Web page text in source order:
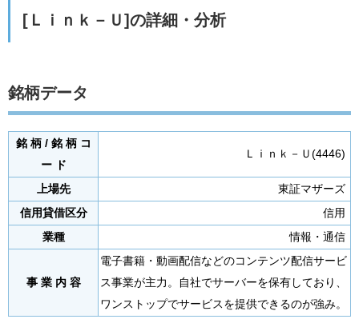
[Ｌｉｎｋ－Ｕ]の詳細・分析
銘柄データ
銘 柄 / 銘 柄 コ
ー ド
Ｌｉｎｋ－Ｕ(4446)
上場先
東証マザーズ
信用貸借区分
信用
業種
情報・通信
事 業 内 容
電子書籍・動画配信などのコンテンツ配信サービ
ス事業が主力。自社でサーバーを保有しており、
ワンストップでサービスを提供できるのが強み。